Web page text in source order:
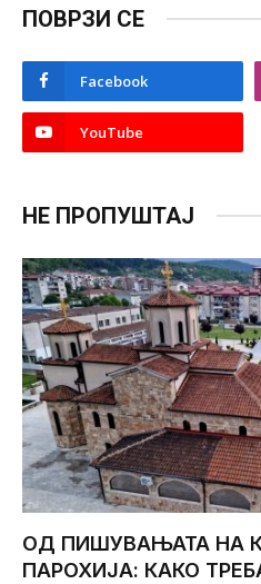
ПОВРЗИ СЕ
Facebook
YouTube
НЕ ПРОПУШТАЈ
ОД ПИШУВАЊАТА НА
ПАРОХИЈА: КАКО